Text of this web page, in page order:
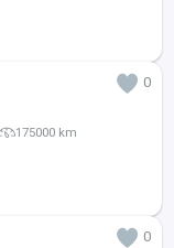
0
175000 km
0